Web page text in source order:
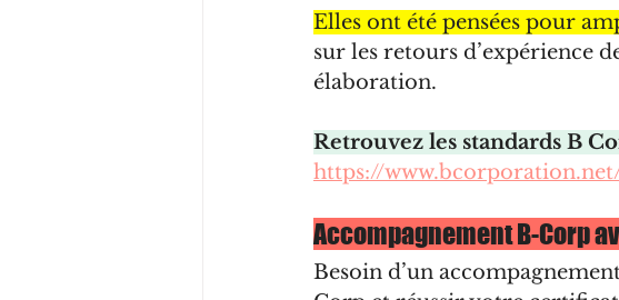
Elles ont été pensées pour
sur les retours d’expérience
élaboration.
Retrouvez les standards B
https://
Accompagnement B-Corp
Besoin d’un